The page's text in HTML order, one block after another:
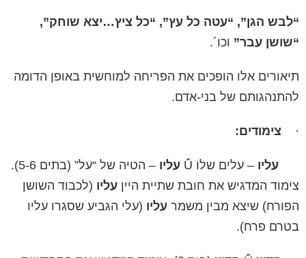
“לבש הגן”, “עטה כל עץ”, “כל ציץ…יצא שוחק”,
“שושן עבר” וכו´.
תיאורים אלו הופכים את הפריחה למוחשית באופן הדומה
להתנהגותם של בני-אדם.
· צימודים:
עליו – עלים שלו Û עליו
– הטיה של “על” (בתים 5-6).
צימוד המדגיש את חובת שתיית היין עליו (לכבוד השושן
הפורח) שיצא מבין משמר עליו (עלי הגביע שסגרו עליו
בטרם פרח).